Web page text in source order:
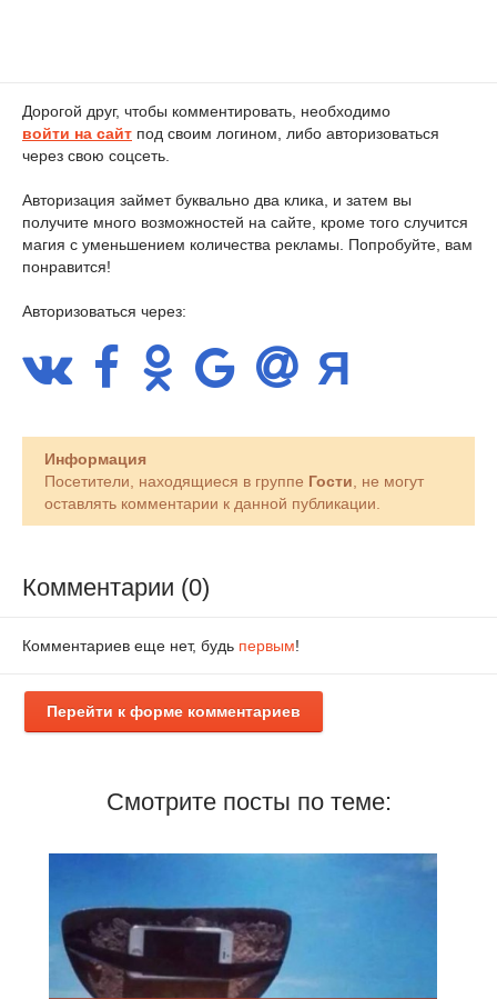
Дорогой друг, чтобы комментировать, необходимо
войти на сайт под своим логином, либо авторизоваться
через свою соцсеть.
Авторизация займет буквально два клика, и затем вы
получите много возможностей на сайте, кроме того случится
магия с уменьшением количества рекламы. Попробуйте, вам
понравится!
Авторизоваться через:
Информация
Посетители, находящиеся в группе Гости , не могут
оставлять комментарии к данной публикации.
Комментарии (0)
Комментариев еще нет, будь первым!
Перейти к форме комментариев
Смотрите посты по теме: